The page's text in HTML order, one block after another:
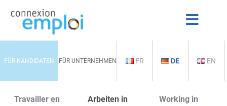
FÜR KANDIDATEN FÜR UNTERNEHMEN FR DE EN
Travailler en
Arbeiten in
Working in